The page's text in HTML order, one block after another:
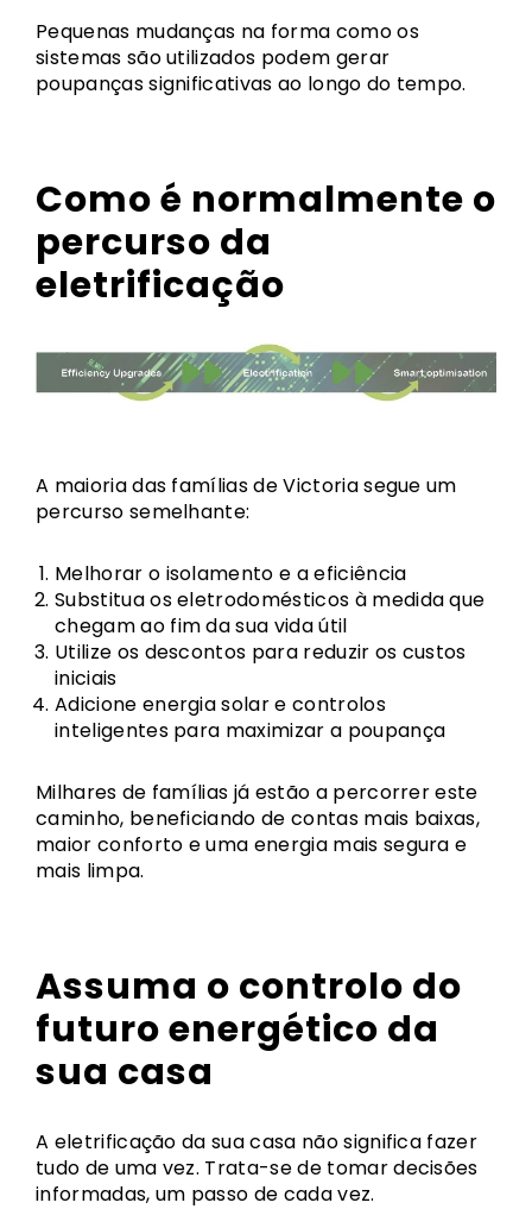
Pequenas mudanças na forma como os
sistemas são utilizados podem gerar
poupanças significativas ao longo do tempo.
Como é normalmente o
percurso da
eletrificação
A maioria das famílias de Victoria segue um
percurso semelhante:
Melhorar o isolamento e a eficiência
Substitua os eletrodomésticos à medida que
chegam ao fim da sua vida útil
Utilize os descontos para reduzir os custos
iniciais
Adicione energia solar e controlos
inteligentes para maximizar a poupança
Milhares de famílias já estão a percorrer este
caminho, beneficiando de contas mais baixas,
maior conforto e uma energia mais segura e
mais limpa.
Assuma o controlo do
futuro energético da
sua casa
A eletrificação da sua casa não significa fazer
tudo de uma vez. Trata-se de tomar decisões
informadas, um passo de cada vez.